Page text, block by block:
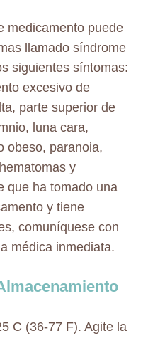
medicamento puede
llamado síndrome
siguientes síntomas:
excesivo de
parte superior de
luna cara,
obeso, paranoia,
y
que ha tomado una
y tiene
comuníquese con
médica inmediata.
C (36-77 F). Agite la